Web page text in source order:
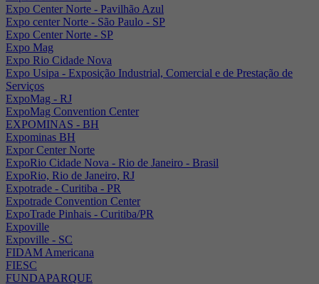
Expo Center Norte - Pavilhão Azul
Expo center Norte - São Paulo - SP
Expo Center Norte - SP
Expo Mag
Expo Rio Cidade Nova
Expo Usipa - Exposição Industrial, Comercial e de Prestação de
Serviços
ExpoMag - RJ
ExpoMag Convention Center
EXPOMINAS - BH
Expominas BH
Expor Center Norte
ExpoRio Cidade Nova - Rio de Janeiro - Brasil
ExpoRio, Rio de Janeiro, RJ
Expotrade - Curitiba - PR
Expotrade Convention Center
ExpoTrade Pinhais - Curitiba/PR
Expoville
Expoville - SC
FIDAM Americana
FIESC
FUNDAPARQUE